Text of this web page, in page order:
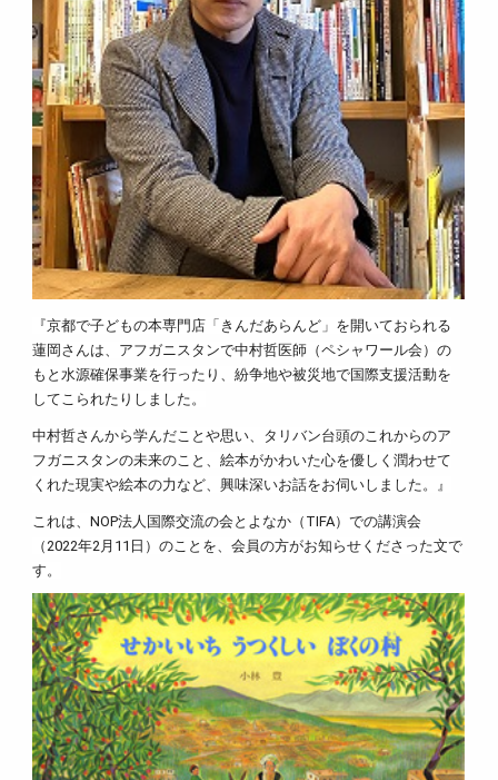
『京都で子どもの本専門店「きんだあらんど」 を開いておられる
蓮岡さんは、アフガニスタンで中村哲医師（ペシャワール会）の
もと水源確保事業を行ったり、紛争地や被災地で国際支援活動を
してこられたりしました。
中村哲さんから学んだことや思い、 タリバン台頭のこれからのア
フガニスタンの未来のこと、絵本がかわいた心を優しく潤わせて
くれた現実や絵本の力など、興味深いお話をお伺いしました。』
これは、NOP法人国際交流の会とよなか（TIFA）での講演会
（2022年2月11日）のこと を、会員の方がお知らせくださった文で
す。